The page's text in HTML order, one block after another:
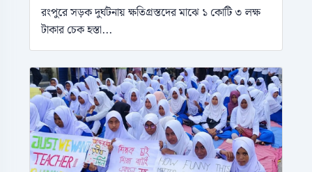
রংপুরে সড়ক দুর্ঘটনায় ক্ষতিগ্রস্তদের মাঝে ১ কোটি ৩ লক্ষ
টাকার চেক হস্তা...